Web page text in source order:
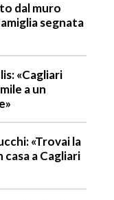
dal muro
segnata
«Cagliari
a un
«Trovai la
a Cagliari